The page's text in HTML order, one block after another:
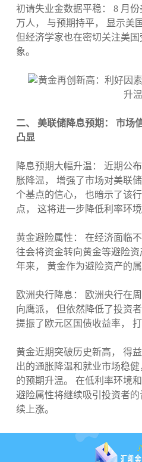
初请失业金数据平稳： 8 月
万人， 与预期持平， 显示美
但经济学家也在密切关注美
象。
二、 美联储降息预期： 市场
凸显
降息预期大幅升温： 近期公
胀降温， 增强了市场对美联
个基点的信心， 也暗示了该
点， 这将进一步降低利率环
黄金避险属性： 在经济面临
往会将资金转向黄金等避险
年来， 黄金作为避险资产的属
欧洲央行降息： 欧洲央行在
向鹰派， 但依然降低了投资
提振了欧元区国债收益率，
黄金近期突破历史新高， 得
出的通胀降温和就业市场稳
的预期升温。 在低利率环境
避险属性将继续吸引投资者
续上涨。